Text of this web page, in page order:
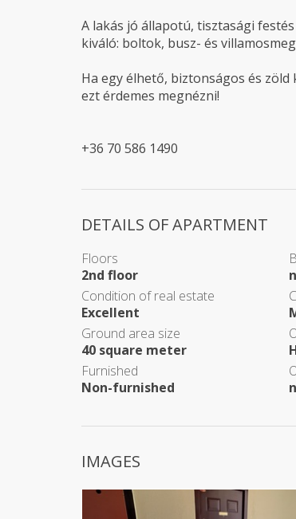
A lakás jó állapotú, tisztasági
kiváló: boltok, busz- és
Ha egy élhető, biztonságos és
ezt érdemes megnézni!
+36 70 586 1490
DETAILS OF APARTMENT
Floors
2nd floor
Condition of real estate
Excellent
Ground area size
40 square meter
Furnished
Non-furnished
IMAGES